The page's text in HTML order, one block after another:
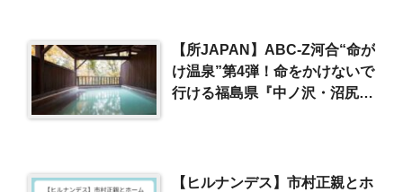
【所JAPAN】ABC-Z河合“命が
け温泉”第4弾！命をかけないで
行ける福島県『中ノ沢・沼尻温
【ヒルナンデス】市村正親とホ